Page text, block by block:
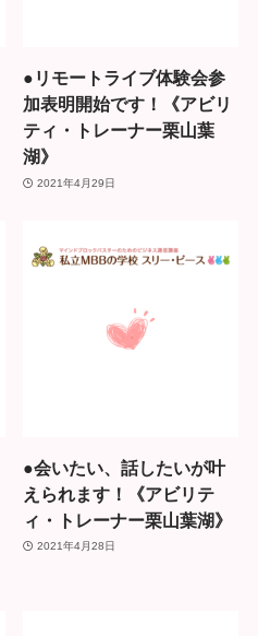
●リモートライブ体験会参
加表明開始です！《アビリ
ティ・トレーナー栗山葉
湖》
2021年4月29日
●会いたい、話したいが叶
えられます！《アビリテ
ィ・トレーナー栗山葉湖》
2021年4月28日